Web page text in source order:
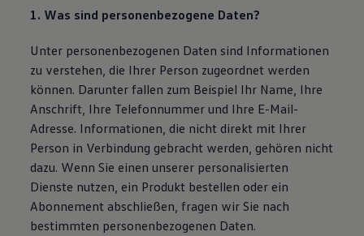
1. Was sind personenbezogene Daten?
Unter personenbezogenen Daten sind Informationen
zu verstehen, die Ihrer Person zugeordnet werden
können. Darunter fallen zum Beispiel Ihr Name, Ihre
Anschrift, Ihre Telefonnummer und Ihre E-Mail-
Adresse. Informationen, die nicht direkt mit Ihrer
Person in Verbindung gebracht werden, gehören nicht
dazu. Wenn Sie einen unserer personalisierten
Dienste nutzen, ein Produkt bestellen oder ein
Abonnement abschließen, fragen wir Sie nach
bestimmten personenbezogenen Daten.